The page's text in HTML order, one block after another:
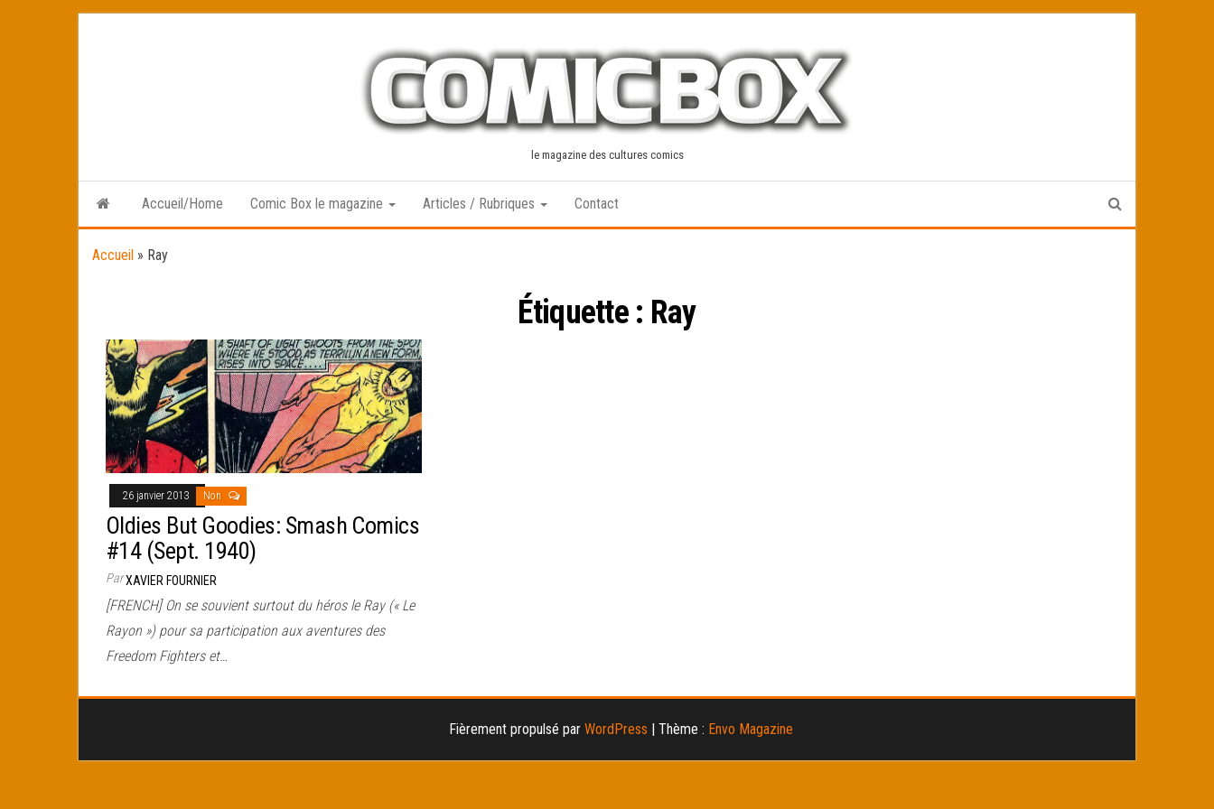
le magazine des cultures comics
Accueil/Home Comic Box le magazine Articles / Rubriques Contact
Accueil » Ray
Étiquette : Ray
26 janvier 2013 Non
Oldies But Goodies: Smash Comics
#14 (Sept. 1940)
ParXAVIER FOURNIER
[FRENCH] On se souvient surtout du héros le Ray (« Le
Rayon ») pour sa participation aux aventures des
Freedom Fighters et…
Fièrement propulsé par WordPress | Thème : Envo Magazine